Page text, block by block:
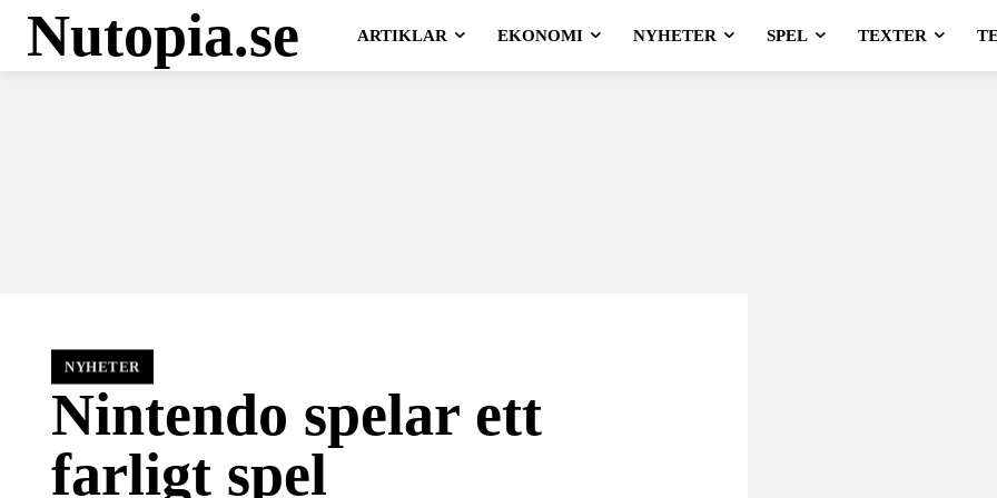
Nutopia.se ARTIKLAR EKONOMI NYHETER SPEL TEXTER
NYHETER
Nintendo spelar ett
farligt spel